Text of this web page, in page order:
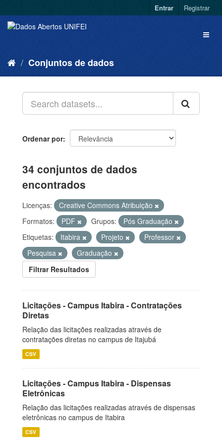
Entrar Registrar
Conjuntos de dados
Ordenar por
34 conjuntos de dados
encontrados
Licenças:
Creative Commons Atribuição
Formatos:
PDF Grupos:
Pós Graduação
Etiquetas:
Itabira Projeto
Professor
Pesquisa
Graduação
Filtrar Resultados
Licitações - Campus Itabira - Contratações
Diretas
Relação das licitações realizadas através de
contratações diretas no campus de Itajubá
CSV
Licitações - Campus Itabira - Dispensas
Eletrônicas
Relação das licitações realizadas através de dispensas
eletrônicas no campus de Itabira
CSV